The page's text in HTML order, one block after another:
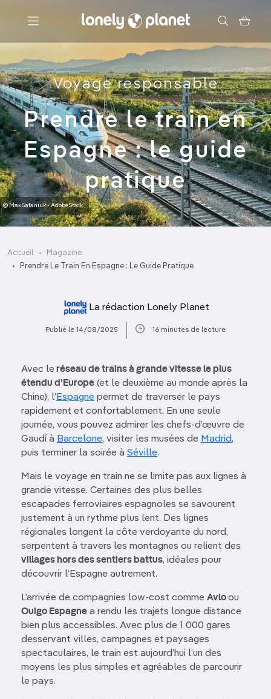
Menu
Votre recherche
Voyage responsable
Prendre le train en
Espagne : le guide
pratique
© MaxSafaniuk - AdobeStock
Accueil
Magazine
Prendre Le Train En Espagne : Le Guide Pratique
La rédaction Lonely Planet
Publié le 14/08/2025 16 minutes de lecture
Avec leréseau de trains à grande vitesse le plus
étendu d’Europe (et le deuxième au monde après la
Chine), l’ Espagne permet de traverser le pays
rapidement et confortablement. En une seule
journée, vous pouvez admirer les chefs-d’œuvre de
Gaudí à Barcelone, visiter les musées de Madrid,
puis terminer la soirée à Séville.
Mais le voyage en train ne se limite pas aux lignes à
grande vitesse. Certaines des plus belles
escapades ferroviaires espagnoles se savourent
justement à un rythme plus lent. Des lignes
régionales longent la côte verdoyante du nord,
serpentent à travers les montagnes ou relient des
villages hors des sentiers battus, idéales pour
découvrir l’Espagne autrement.
L’arrivée de compagnies low-cost comme Avloou
Ouigo Espagne a rendu les trajets longue distance
bien plus accessibles. Avec plus de 1 000 gares
desservant villes, campagnes et paysages
spectaculaires, le train est aujourd’hui l’un des
moyens les plus simples et agréables de parcourir
le pays.